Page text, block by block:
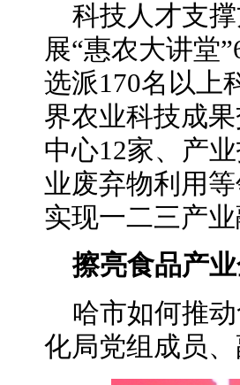
科技人才支
展“惠农大讲堂
选派170名以上
界农业科技成
中心12家、产
业废弃物利用
实现一二三产业
擦亮食品产
哈市如何推
化局党组成员